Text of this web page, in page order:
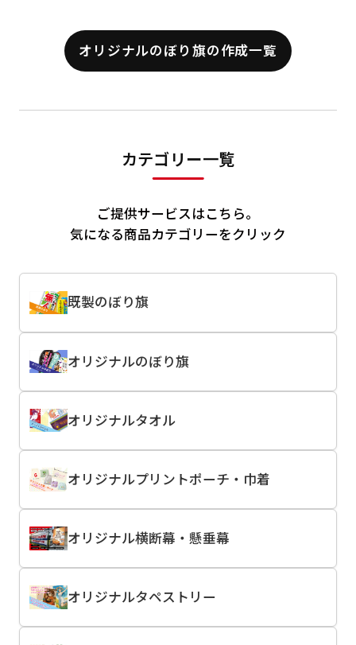
オリジナルのぼり旗の作成一覧
カテゴリー一覧
ご提供サービスはこちら。
気になる商品カテゴリーをクリック
既製のぼり旗
オリジナルのぼり旗
オリジナルタオル
オリジナルプリントポーチ・巾着
オリジナル横断幕・懸垂幕
オリジナルタペストリー